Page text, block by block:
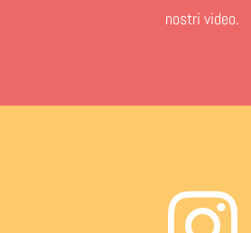
nostri video.